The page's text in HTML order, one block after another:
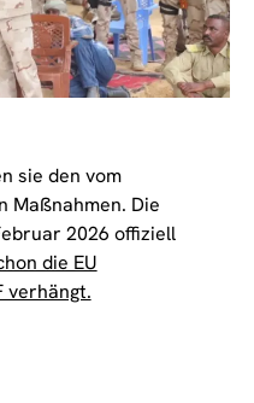
sie den vom
Maßnahmen. Die
2026 offiziell
die EU
verhängt.